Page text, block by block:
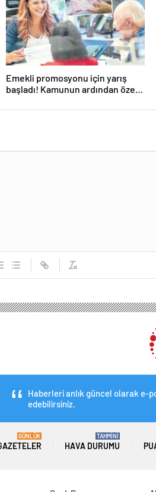
Emekli promosyonu için yarış
başladı! Kamunun ardından özel
Haberleri anlık güncel olarak e-
edebilirsiniz.
GÜNLÜK
HAVA DURUMU
TAHMİNİ